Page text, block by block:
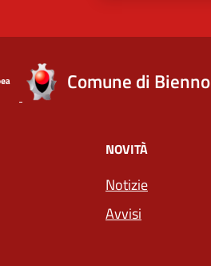
Comune di Bienno
NOVITÀ
Notizie
Avvisi